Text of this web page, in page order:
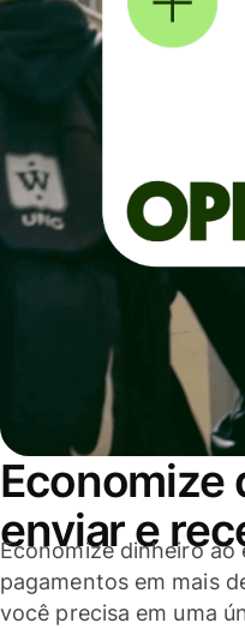
Economize
enviar e
Economize dinheiro ao
pagamentos em mais
você precisa em uma